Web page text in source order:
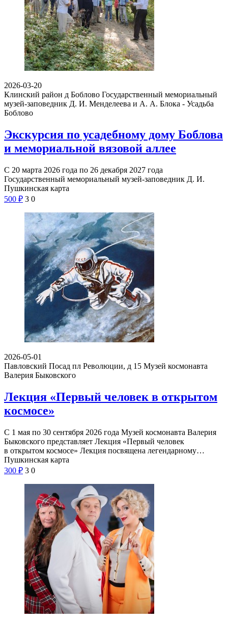
2026-03-20
Клинский район д Боблово Государственный мемориальный
музей-заповедник Д. И. Менделеева и А. А. Блока - Усадьба
Боблово
Экскурсия по усадебному дому Боблова
и мемориальной вязовой аллее
С 20 марта 2026 года по 26 декабря 2027 года
Государственный мемориальный музей-заповедник Д. И.
Пушкинская карта
500 ₽ 3 0
2026-05-01
Павловский Посад пл Революции, д 15 Музей космонавта
Валерия Быковского
Лекция «Первый человек в открытом
космосе»
С 1 мая по 30 сентября 2026 года Музей космонавта Валерия
Быковского представляет Лекция «Первый человек
в открытом космосе» Лекция посвящена легендарному…
Пушкинская карта
300 ₽ 3 0